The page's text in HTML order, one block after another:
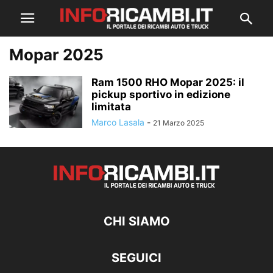
Mopar 2025
Ram 1500 RHO Mopar 2025: il
pickup sportivo in edizione
limitata
Marco Lasala - 21 Marzo 2025
CHI SIAMO
SEGUICI